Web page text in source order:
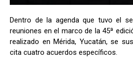
Dentro de la agenda que tuvo el
reuniones en el marco de la 45ª
realizado en Mérida, Yucatán, se
cita cuatro acuerdos específicos.